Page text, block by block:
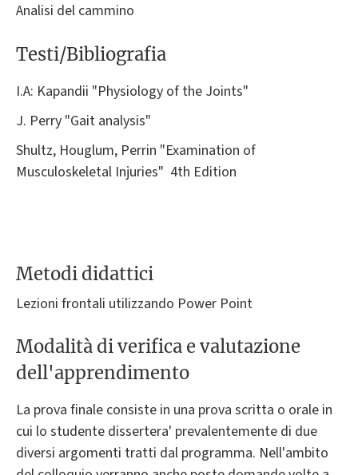
Analisi del cammino
Testi/Bibliografia
I.A: Kapandii "Physiology of the Joints"
J. Perry "Gait analysis"
Shultz, Houglum, Perrin "Examination of
Musculoskeletal Injuries" 4th Edition
Metodi didattici
Lezioni frontali utilizzando Power Point
Modalità di verifica e valutazione
dell'apprendimento
La prova finale consiste in una prova scritta o orale in
cui lo studente dissertera' prevalentemente di due
diversi argomenti tratti dal programma. Nell'ambito